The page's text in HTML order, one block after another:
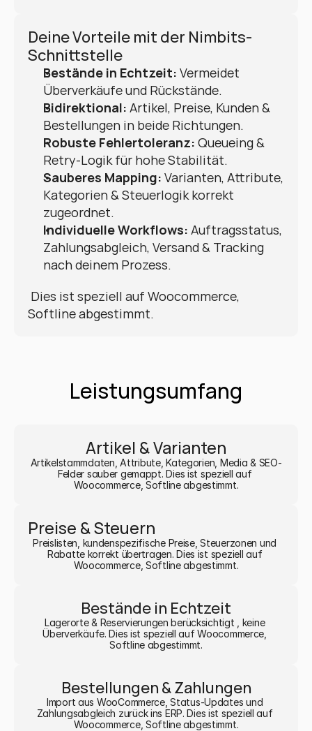
Deine Vorteile mit der Nimbits-
Schnittstelle
Bestände in Echtzeit: Vermeidet
Überverkäufe und Rückstände.
Bidirektional: Artikel, Preise, Kunden &
Bestellungen in beide Richtungen.
Robuste Fehlertoleranz: Queueing &
Retry-Logik für hohe Stabilität.
Sauberes Mapping: Varianten, Attribute,
Kategorien & Steuerlogik korrekt
zugeordnet.
Individuelle Workflows: Auftragsstatus,
Zahlungsabgleich, Versand & Tracking
nach deinem Prozess.
Softline abgestimmt.
Leistungsumfang
Artikel & Varianten
Artikelstammdaten, Attribute, Kategorien, Media & SEO-
Felder sauber gemappt. Dies ist speziell auf
Woocommerce, Softline abgestimmt.
Preise & Steuern
Preislisten, kundenspezifische Preise, Steuerzonen und
Rabatte korrekt übertragen. Dies ist speziell auf
Woocommerce, Softline abgestimmt.
Bestände in Echtzeit
Lagerorte & Reservierungen berücksichtigt , keine
Überverkäufe. Dies ist speziell auf Woocommerce,
Softline abgestimmt.
Bestellungen & Zahlungen
Import aus WooCommerce, Status-Updates und
Zahlungsabgleich zurück ins ERP. Dies ist speziell auf
Woocommerce, Softline abgestimmt.